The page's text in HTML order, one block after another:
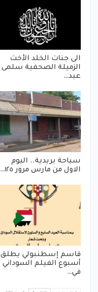
الى جنات الخلد الأخت
الزميلة الصحفية سلمى
عبد…
سياحة بريدية.. اليوم
الاول من مارس مرور ١٢٥…
قاسم إسطنبولي يطلق
أسبوع الفيلم السوداني
في…